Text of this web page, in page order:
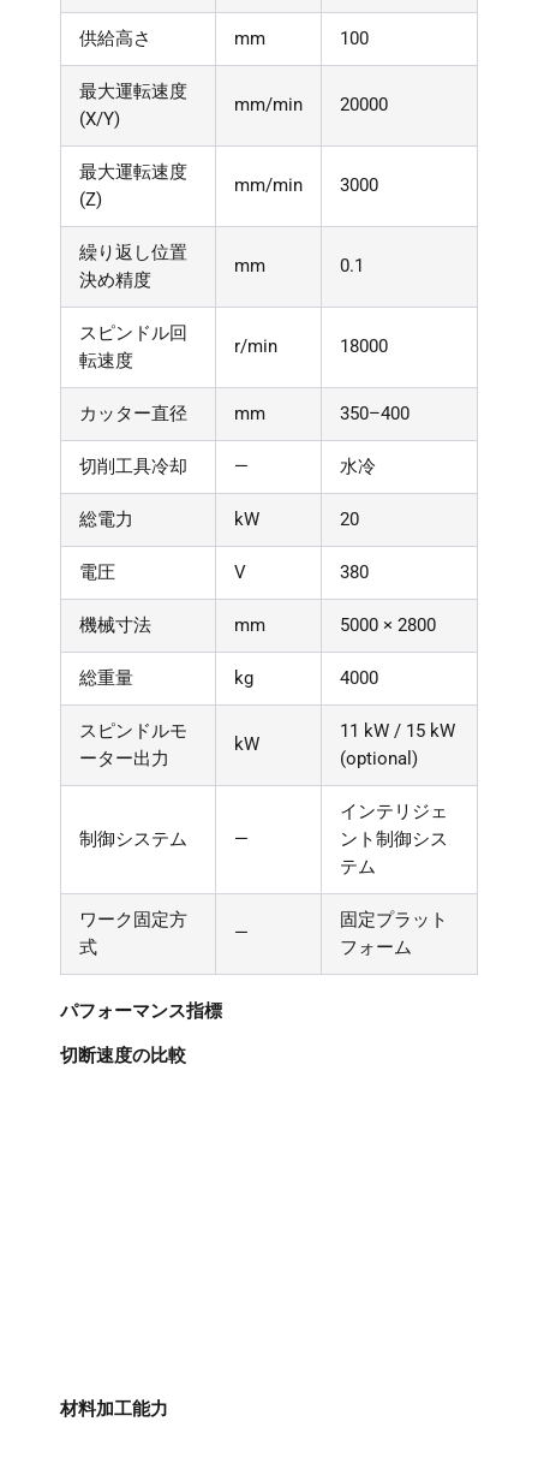
供給高さ mm 100
最大運転速度
(X/Y)
mm/min 20000
最大運転速度
(Z)
mm/min 3000
繰り返し位置
決め精度
mm 0.1
スピンドル回
転速度
r/min 18000
カッター直径 mm 350–400
切削工具冷却 — 水冷
総電力 kW 20
電圧 V 380
機械寸法 mm 5000 × 2800
総重量 kg 4000
スピンドルモ
ーター出力
kW
11 kW / 15 kW
(optional)
制御システム —
インテリジェ
ント制御シス
テム
ワーク固定方
式
—
固定プラット
フォーム
パフォーマンス指標
切断速度の比較
材料加工能力